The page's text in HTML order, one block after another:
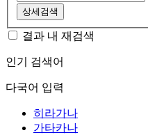
상세검색
결과 내 재검색
인기 검색어
다국어 입력
히라가나
가타카나